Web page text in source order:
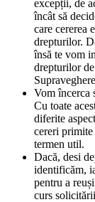
excepții, de
încât să
care cererea
drepturilor.
însă te vom
drepturilor
Vom încerca
Cu toate
diferite
cereri
termen util.
Dacă, desi
identificăm,
pentru a
curs